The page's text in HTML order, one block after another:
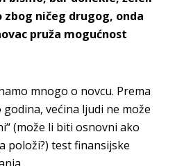
zbog ničeg drugog, onda
pruža mogućnost
mnogo o novcu. Prema
većina ljudi ne može
(može li biti osnovni ako
položi?) test finansijske